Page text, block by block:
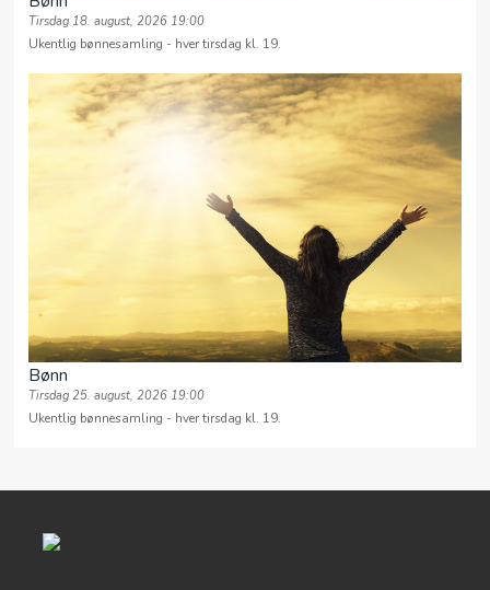
Tirsdag 18. august, 2026 19:00
Ukentlig bønnesamling - hver tirsdag kl. 19.
Bønn
Tirsdag 25. august, 2026 19:00
Ukentlig bønnesamling - hver tirsdag kl. 19.